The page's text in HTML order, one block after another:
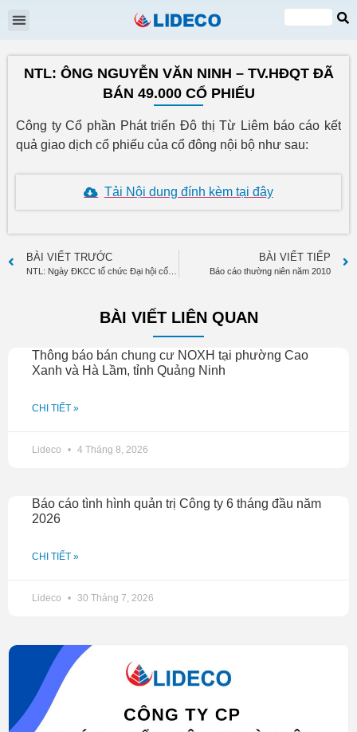
VI
EN
NTL: ÔNG NGUYỄN VĂN NINH – TV.HĐQT ĐÃ
BÁN 49.000 CỔ PHIẾU
Công ty Cổ phần Phát triển Đô thị Từ Liêm báo cáo kết
quả giao dịch cổ phiếu của cổ đông nội bộ như sau:
Tải Nội dung đính kèm tại đây
BÀI VIẾT TRƯỚC BÀI VIẾT TIẾP
Báo cáo thường niên năm 2010
BÀI VIẾT LIÊN QUAN
Thông báo bán chung cư NOXH tại phường Cao
Xanh và Hà Lầm, tỉnh Quảng Ninh
CHI TIẾT »
Lideco 4 Tháng 8, 2026
Báo cáo tình hình quản trị Công ty 6 tháng đầu năm
2026
CHI TIẾT »
Lideco 30 Tháng 7, 2026